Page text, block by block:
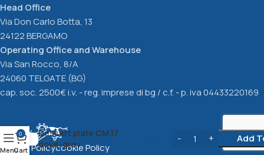
Head Office
Via Don Carlo Botta, 13
24122 BERGAMO
Operating Office and Warehouse
Via San Rocco, 8/A
24060 TELGATE (BG)
cap. soc. 2500€ i.v. - reg. imprese di bg / c.f. - p. iva 04433220169
Privacy Policycookie Policy
Dessert plate CM.17
dove-grey
Add
Menu
0
Cart